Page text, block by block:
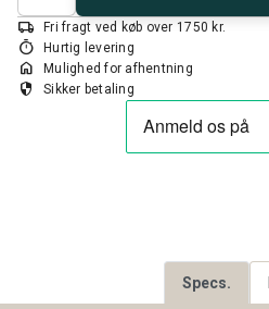
local_shipping Fri fragt ved køb over 1750 kr.
timer Hurtig levering
home Mulighed for afhentning
security Sikker betaling
Specs.